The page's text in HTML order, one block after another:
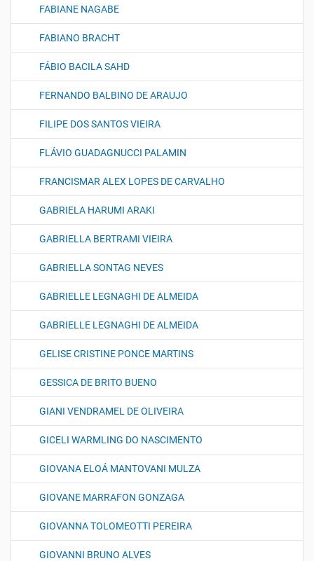
FABIANE NAGABE
FABIANO BRACHT
FÁBIO BACILA SAHD
FERNANDO BALBINO DE ARAUJO
FILIPE DOS SANTOS VIEIRA
FLÁVIO GUADAGNUCCI PALAMIN
FRANCISMAR ALEX LOPES DE CARVALHO
GABRIELA HARUMI ARAKI
GABRIELLA BERTRAMI VIEIRA
GABRIELLA SONTAG NEVES
GABRIELLE LEGNAGHI DE ALMEIDA
GABRIELLE LEGNAGHI DE ALMEIDA
GELISE CRISTINE PONCE MARTINS
GESSICA DE BRITO BUENO
GIANI VENDRAMEL DE OLIVEIRA
GICELI WARMLING DO NASCIMENTO
GIOVANA ELOÁ MANTOVANI MULZA
GIOVANE MARRAFON GONZAGA
GIOVANNA TOLOMEOTTI PEREIRA
GIOVANNI BRUNO ALVES